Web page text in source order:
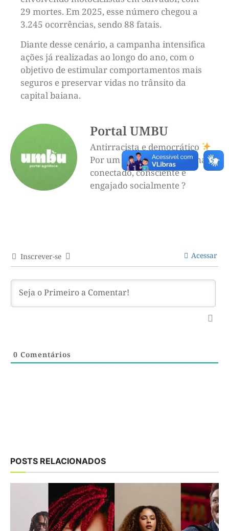
29 mortes. Em 2025, esse número chegou a
3.245 ocorrências, sendo 88 fatais.
Diante desse cenário, a campanha intensifica
ações já realizadas ao longo do ano, com o
objetivo de estimular comportamentos mais
seguros e preservar vidas no trânsito da
capital baiana.
Portal UMBU
Antirracista e democrático
Por um futuro mais informado,
conectado, consciente e
engajado socialmente ?
Inscrever-se Acessar
0 Comentários
POSTS RELACIONADOS